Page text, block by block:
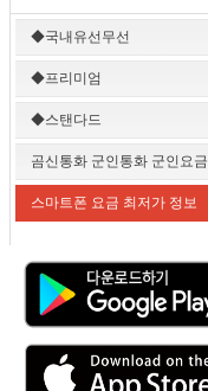
◆국내유선무선
◆프리미엄
◆스탠다드
곰신통화 군인통화 군인요금
스마트폰 요금 최저가 정보